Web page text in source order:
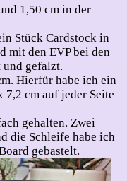
1,50 cm in der
Stück Cardstock in
mit den EVP bei den
und gefalzt.
Hierfür habe ich ein
7,2 cm auf jeder Seite
gehalten. Zwei
die Schleife habe ich
gebastelt.